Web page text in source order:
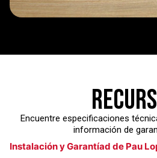
Encuentre especificaciones
información de
Instalación y Garantíad de Pau